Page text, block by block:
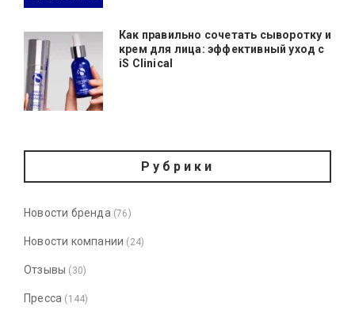
Как правильно сочетать сыворотку и
крем для лица: эффективный уход с
iS Clinical
Рубрики
Новости бренда (76)
Новости компании (24)
Отзывы (30)
Пресса (144)